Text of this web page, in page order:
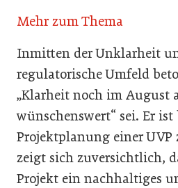
Mehr zum Thema
Inmitten der Unklarheit
regulatorische Umfeld
„Klarheit noch im August
wünschenswert“ sei. Er ist
Projektplanung einer
zeigt sich zuversichtlich,
Projekt ein nachhaltiges